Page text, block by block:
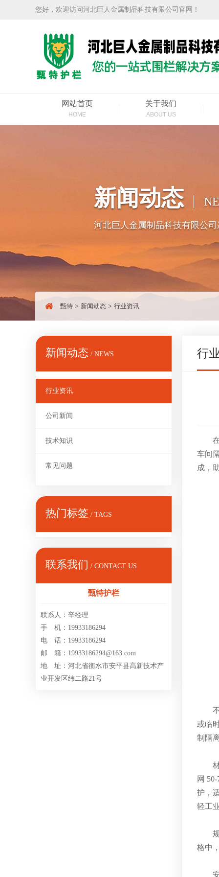
您好，欢迎访问河北巨人金属制品科技有限公司官网！
网站首页
HOME
关于我们
ABOUT US
新闻动态
河北巨人金属制品科技有限公
甄特 > 新闻动态 > 行业资讯
新闻动态 / NEWS
行业资讯
公司新闻
技术知识
常见问题
热门标签 / TAGS
联系我们 / CONTACT US
甄特护栏
联系人：辛经理
手 机：19933186294
电 话：19933186294
邮 箱：19933186294@163.com
地 址：河北省衡水市安平县高新技术产
业开发区纬二路21号
行
车间
成，
或临
制隔
网
护，
轻工
格中